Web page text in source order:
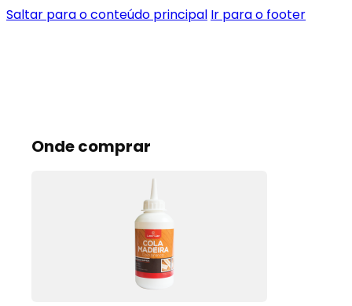
Saltar para o conteúdo principal Ir para o footer
Onde comprar